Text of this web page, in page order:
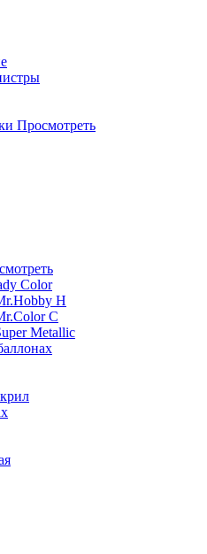
Просмотреть
Color
H
C
Metallic